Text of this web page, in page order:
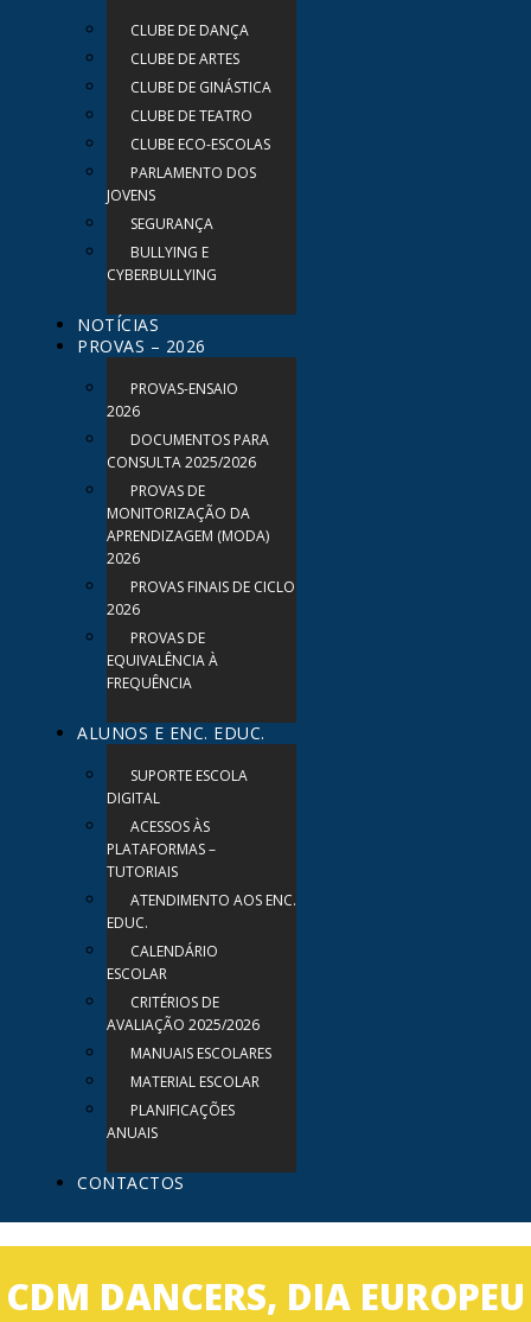
CLUBE DE DANÇA
CLUBE DE ARTES
CLUBE DE GINÁSTICA
CLUBE DE TEATRO
CLUBE ECO-ESCOLAS
PARLAMENTO DOS
JOVENS
SEGURANÇA
BULLYING E
CYBERBULLYING
NOTÍCIAS
PROVAS – 2026
PROVAS-ENSAIO
2026
DOCUMENTOS PARA
CONSULTA 2025/2026
PROVAS DE
MONITORIZAÇÃO DA
APRENDIZAGEM (MODA)
2026
PROVAS FINAIS DE CICLO
2026
PROVAS DE
EQUIVALÊNCIA À
FREQUÊNCIA
ALUNOS E ENC. EDUC.
SUPORTE ESCOLA
DIGITAL
ACESSOS ÀS
PLATAFORMAS –
TUTORIAIS
ATENDIMENTO AOS ENC.
EDUC.
CALENDÁRIO
ESCOLAR
CRITÉRIOS DE
AVALIAÇÃO 2025/2026
MANUAIS ESCOLARES
MATERIAL ESCOLAR
PLANIFICAÇÕES
ANUAIS
CONTACTOS
CDM DANCERS, DIA EUROPEU